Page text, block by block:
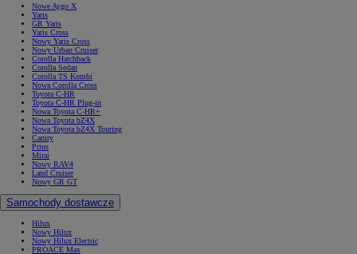
Nowe Aygo X
Yaris
GR Yaris
Yaris Cross
Nowy Yaris Cross
Nowy Urban Cruiser
Corolla Hatchback
Corolla Sedan
Corolla TS Kombi
Nowa Corolla Cross
Toyota C-HR
Toyota C-HR Plug-in
Nowa Toyota C-HR+
Nowa Toyota bZ4X
Nowa Toyota bZ4X Touring
Camry
Prius
Mirai
Nowy RAV4
Land Cruiser
Nowy GR GT
Samochody dostawcze
Hilux
Nowy Hilux
Nowy Hilux Electric
PROACE Max